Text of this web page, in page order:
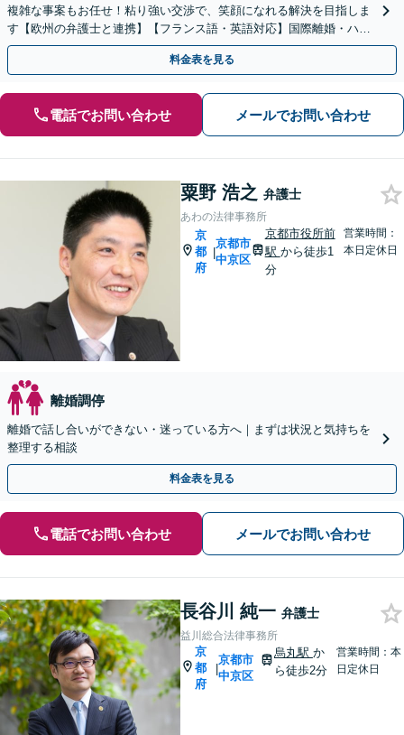
複雑な事案もお任せ！粘り強い交渉で、笑顔になれる解決を目指しま
す【欧州の弁護士と連携】【フランス語・英語対応】国際離婚・ハー
グ条約案件も円滑に支援【休日・夜間対応】【完全個室】
料金表を見る
電話でお問い合わせ メールでお問い合わせ
粟野 浩之 弁護士
あわの法律事務所
京
都
府
|
京都市
中京区
京都市役所前
駅 から徒歩1
分
営業時間：
本日定休日
離婚調停
離婚で話し合いができない・迷っている方へ｜まずは状況と気持ちを
整理する相談
料金表を見る
電話でお問い合わせ メールでお問い合わせ
長谷川 純一 弁護士
益川総合法律事務所
京
都
府
|
京都市
中京区
烏丸駅 か
ら徒歩2分
営業時間：本
日定休日